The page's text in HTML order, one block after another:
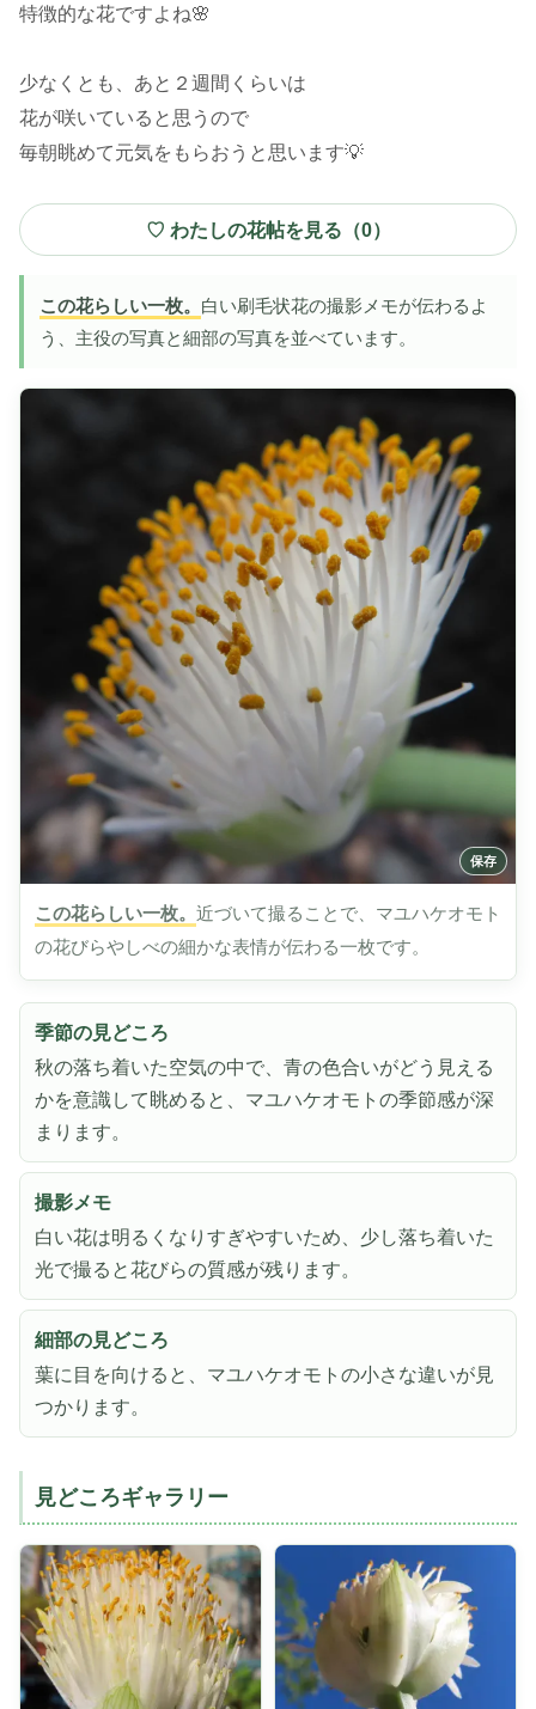
特徴的な花ですよね🌸
少なくとも、あと２週間くらいは
花が咲いていると思うので
毎朝眺めて元気をもらおうと思います💡
♡ わたしの花帖を見る（0）
この花らしい一枚。 白い刷毛状花の撮影メモが伝わるよ
う、主役の写真と細部の写真を並べています。
この花らしい一枚。 近づいて撮ることで、マユハケオモト
の花びらやしべの細かな表情が伝わる一枚です。
季節の見どころ
秋の落ち着いた空気の中で、青の色合いがどう見える
かを意識して眺めると、マユハケオモトの季節感が深
まります。
撮影メモ
白い花は明るくなりすぎやすいため、少し落ち着いた
光で撮ると花びらの質感が残ります。
細部の見どころ
葉に目を向けると、マユハケオモトの小さな違いが見
つかります。
見どころギャラリー